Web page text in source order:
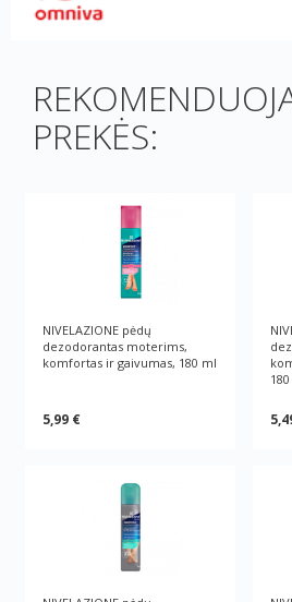
PREKĖS:
NIVELAZIONE pėdų
dezodorantas moterims,
komfortas ir gaivumas, 180 ml
5,99 €